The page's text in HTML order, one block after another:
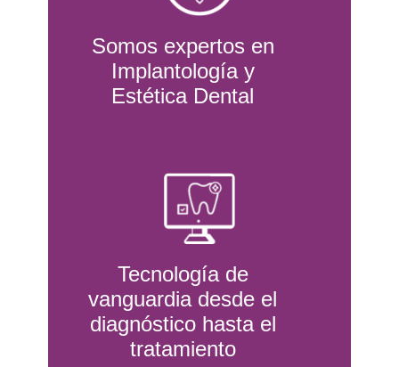
Somos expertos en
Implantología y
Estética Dental
Tecnología de
vanguardia desde el
diagnóstico hasta el
tratamiento